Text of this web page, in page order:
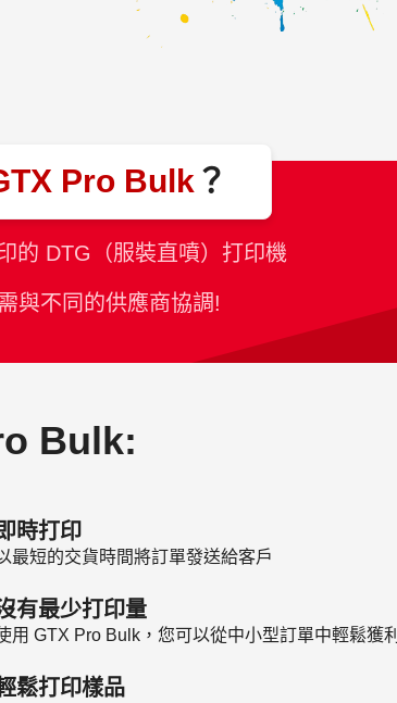
Pro Bulk ？
的 DTG（服裝直噴）打印機
與不同的供應商協調!
Bulk:
時打印
最短的交貨時間將訂單發送給客戶
有最少打印量
用 GTX Pro Bulk，您可以從中小型訂單中輕鬆獲利
鬆打印樣品